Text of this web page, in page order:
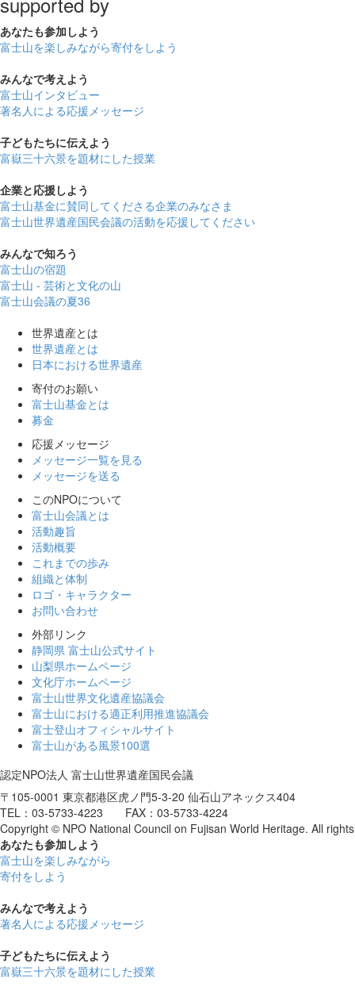
あなたも参加しよう
富士山を楽しみながら寄付をしよう
みんなで考えよう
富士山インタビュー
著名人による応援メッセージ
子どもたちに伝えよう
富嶽三十六景を題材にした授業
企業と応援しよう
富士山基金に賛同してくださる企業のみなさま
富士山世界遺産国民会議の活動を応援してください
みんなで知ろう
富士山の宿題
富士山 - 芸術と文化の山
富士山会議の夏36
世界遺産とは
世界遺産とは
日本における世界遺産
寄付のお願い
富士山基金とは
募金
応援メッセージ
メッセージ一覧を見る
メッセージを送る
このNPOについて
富士山会議とは
活動趣旨
活動概要
これまでの歩み
組織と体制
ロゴ・キャラクター
お問い合わせ
外部リンク
静岡県 富士山公式サイト
山梨県ホームページ
文化庁ホームページ
富士山世界文化遺産協議会
富士山における適正利用推進協議会
富士登山オフィシャルサイト
富士山がある風景100選
認定NPO法人 富士山世界遺産国民会議
〒105-0001 東京都港区虎ノ門5-3-20 仙石山アネックス404
TEL：03-5733-4223 FAX：03-5733-4224
Copyright © NPO National Council on Fujisan World Heritage. All
あなたも参加しよう
富士山を楽しみながら
寄付をしよう
みんなで考えよう
著名人による応援メッセージ
子どもたちに伝えよう
富嶽三十六景を題材にした授業